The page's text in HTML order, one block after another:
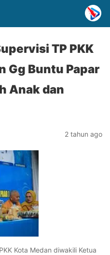
TP PKK
Gg Buntu Papar
Anak dan
2 tahun ago
Kota Medan diwakili Ketua